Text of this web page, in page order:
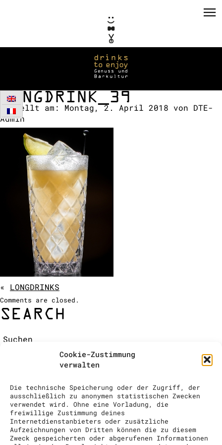
Cookie-Zustimmung
verwalten
Die technische Speicherung oder der Zugriff, der
ausschließlich zu anonymen statistischen Zwecken
verwendet wird. Ohne eine Vorladung, die
freiwillige Zustimmung deines
Internetdienstanbieters oder zusätzliche
Aufzeichnungen von Dritten können die zu diesem
Zweck gespeicherten oder abgerufenen Informationen
CORPORATE EVENTS
KONZEPTE / CONSULTING
REFERENZEN
VERMIETUNG
TEAM / KONTAKT
COCKTAIL SHOW
ANFRAGE
LONGDRINK_39
Erstellt am: Montag, 2. April 2018 von DTE-
Admin
« LONGDRINKS
Comments are closed.
SEARCH
RECENT COMMENTS
ARCHIVES
CATEGORIES
Keine Kategorien
META
Anmelden
Eintrags-Feed
Kommentar-Feed
WordPress.org